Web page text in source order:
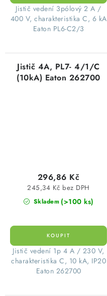
​Jistič vedení 3pólový 2 A /
400 V, charakteristika C, 6 kA
Eaton PL6-C2/3
Jistič 4A, PL7- 4/1/C
(10kA) Eaton 262700
Skladem (>100 ks)
245,34 Kč bez DPH
296,86 Kč
​Jistič vedení 1p 4 A / 230 V,
charakteristika C, 10 kA, IP20
Eaton 262700